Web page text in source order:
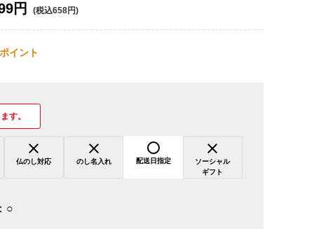
円 (税込658円)
ポイント
す。
仏のし対応 のし名入れ 配送日指定
ソーシャル
ギフト
○